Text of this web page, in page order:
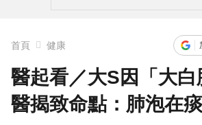
首頁 健康
醫起看／大S因「大白
醫揭致命點：肺泡在